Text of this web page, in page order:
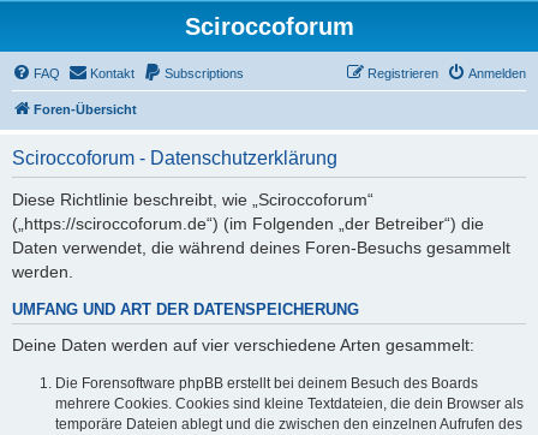
Sciroccoforum
FAQ Kontakt Subscriptions Anmelden
Registrieren
Foren-Übersicht
Sciroccoforum - Datenschutzerklärung
Diese Richtlinie beschreibt, wie „Sciroccoforum“
(„https://sciroccoforum.de“) (im Folgenden „der Betreiber“) die
Daten verwendet, die während deines Foren-Besuchs gesammelt
werden.
UMFANG UND ART DER DATENSPEICHERUNG
Deine Daten werden auf vier verschiedene Arten gesammelt:
Die Forensoftware phpBB erstellt bei deinem Besuch des Boards
mehrere Cookies. Cookies sind kleine Textdateien, die dein Browser als
temporäre Dateien ablegt und die zwischen den einzelnen Aufrufen des